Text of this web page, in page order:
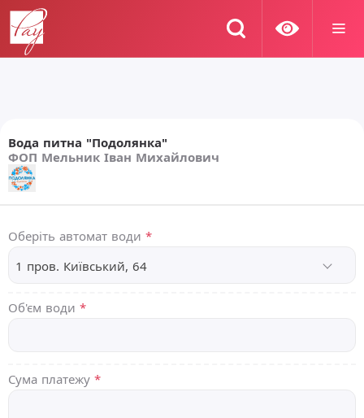
Вода питна "Подолянка"
ФОП Мельник Іван Михайлович
Оберіть автомат води *
1 пров. Київський, 64
Об'єм води *
Сума платежу *